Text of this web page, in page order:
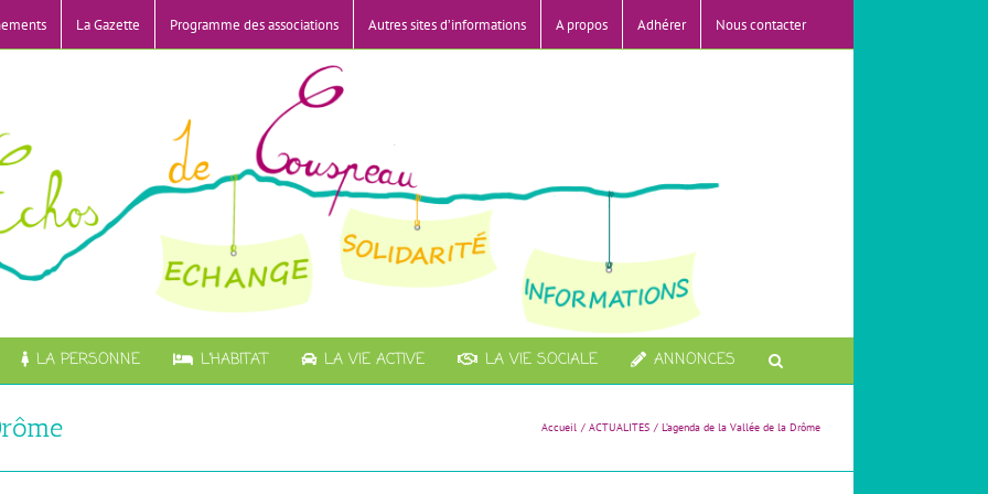
La Gazette Programme des associations Autres sites d’informations A propos Adhérer Nous contacter
LA PERSONNE L’HABITAT LA VIE ACTIVE LA VIE SOCIALE ANNONCES
Accueil ACTUALITES L’agenda de la Vallée de la Drôme